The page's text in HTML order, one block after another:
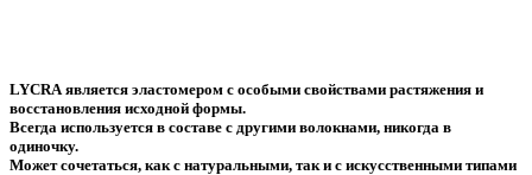
LYCRAявляется эластомером с особыми свойствами растяжения и
восстановления исходной формы.
Всегда используется в составе с другими волокнами, никогда в
одиночку.
Может сочетаться, как с натуральными, так и с искусственными типами